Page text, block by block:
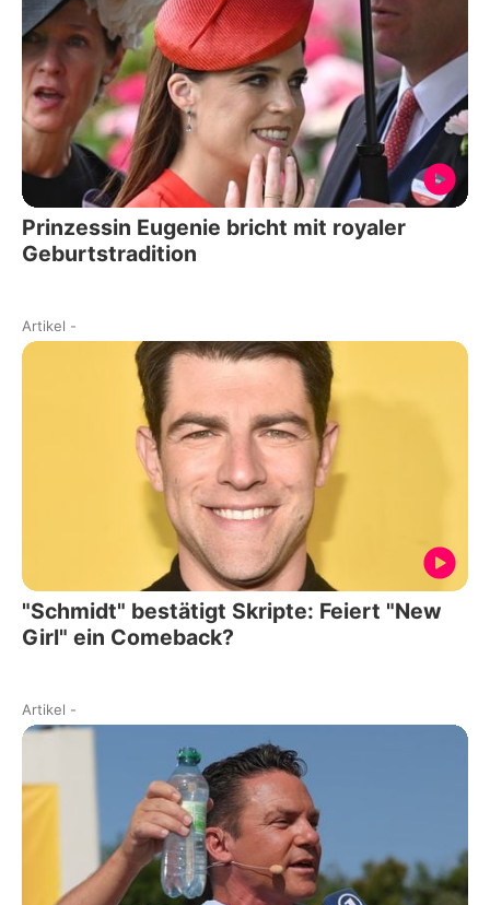
Prinzessin Eugenie bricht mit royaler
Geburtstradition
Artikel -
"Schmidt" bestätigt Skripte: Feiert "New
Girl" ein Comeback?
Artikel -